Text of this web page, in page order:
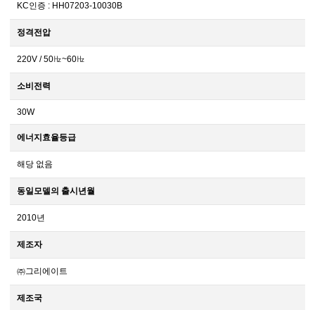
KC인증 : HH07203-10030B
정격전압
220V / 50㎐~60㎐
소비전력
30W
에너지효율등급
해당 없음
동일모델의 출시년월
2010년
제조자
㈜그리에이트
제조국